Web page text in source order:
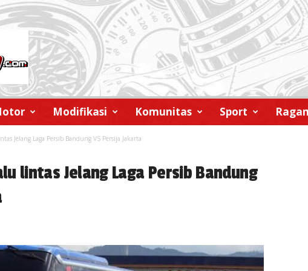
Modifikasi Komunitas Sport
Jelang Laga Persib Bandung VS Persija Jakarta
lintas Jelang Laga Persib Bandung